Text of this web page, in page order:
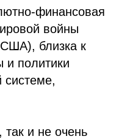
финансовая
войны
близка к
и политики
и не очень